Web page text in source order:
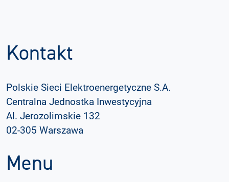
Kontakt
Polskie Sieci Elektroenergetyczne S.A.
Centralna Jednostka Inwestycyjna
Al. Jerozolimskie 132
02-305 Warszawa
Menu